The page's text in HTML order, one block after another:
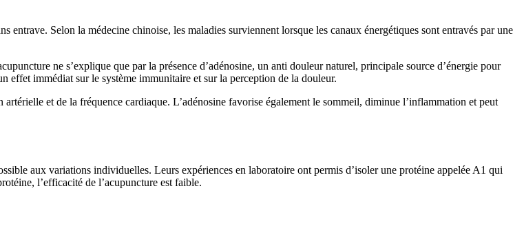
entrave. Selon la médecine chinoise, les maladies surviennent lorsque les canaux énergétiques sont entravés par une
ne s’explique que par la présence d’adénosine, un anti douleur naturel, principale source d’énergie pour
effet immédiat sur le système immunitaire et sur la perception de la douleur.
et de la fréquence cardiaque. L’adénosine favorise également le sommeil, diminue l’inflammation et peut
aux variations individuelles. Leurs expériences en laboratoire ont permis d’isoler une protéine appelée A1 qui
l’efficacité de l’acupuncture est faible.